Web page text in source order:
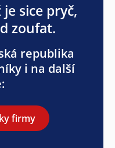
sice pryč,
zoufat.
republika
i na další
firmy